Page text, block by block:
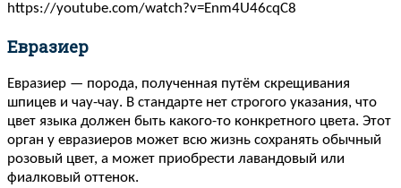
https://youtube.com/watch?v=Enm4U46cqC8
Евразиер
Евразиер — порода, полученная путём скрещивания
шпицев и чау-чау. В стандарте нет строгого указания, что
цвет языка должен быть какого-то конкретного цвета. Этот
орган у евразиеров может всю жизнь сохранять обычный
розовый цвет, а может приобрести лавандовый или
фиалковый оттенок.